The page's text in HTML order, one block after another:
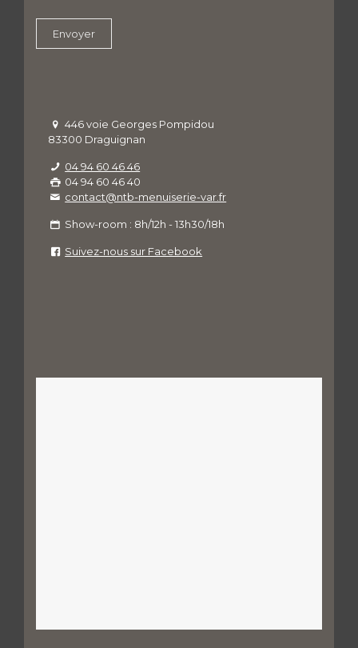
446 voie Georges Pompidou
83300 Draguignan
04 94 60 46 46
04 94 60 46 40
contact@ntb-menuiserie-var.fr
Show-room : 8h/12h - 13h30/18h
Suivez-nous sur Facebook